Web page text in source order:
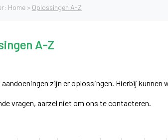
Home > Oplossingen A-Z
A-Z
zijn er oplossingen. Hierbij
vragen, aarzel niet om ons te contacteren.